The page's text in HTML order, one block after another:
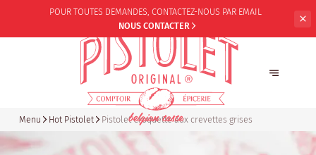
POUR TOUTES DEMANDES,CONTACTEZ-NOUS PAR EMAIL
NOUS CONTACTER
Menu Hot Pistolet Pistolet Croquette aux crevettes grises